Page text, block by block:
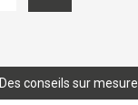
Des conseils sur mesure